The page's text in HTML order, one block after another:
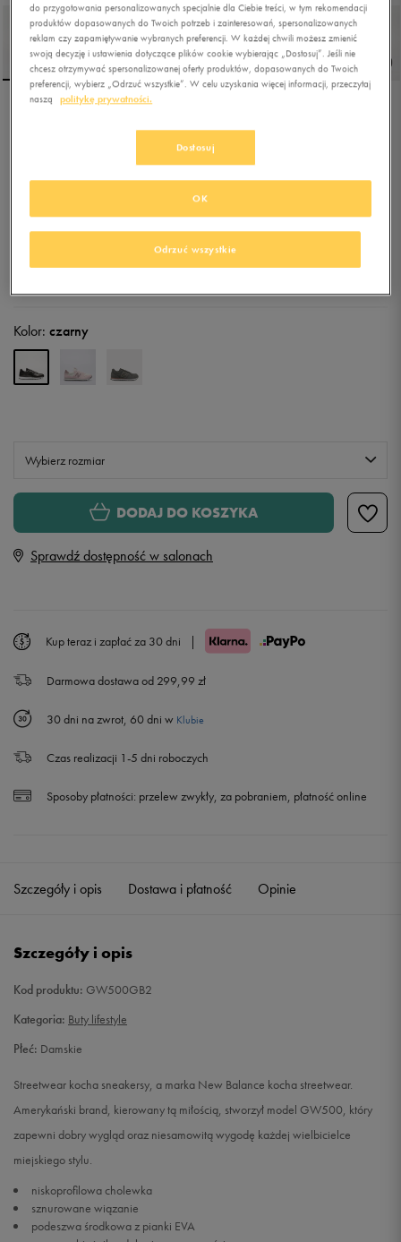
5.0(143)
(cena bezpośrednio przed promocją)
212,49zł-4%(najniższa cena z 30 dni przed obniżką)
Kolor: czarny
Wybierz rozmiar
Rozmiary EU
22 cm
36,5 23 cm
37 23,5 cm
37,5 24 cm
41 26,5 cm
DODAJ DO KOSZYKA
Sprawdź dostępność w salonach
Kup teraz i zapłać za 30 dni |
Darmowa dostawa od 299,99 zł
30 dni na zwrot, 60 dni w Klubie
Czas realizacji 1-5 dni roboczych
Sposoby płatności: przelew zwykły, za pobraniem, płatność online
Szczegóły i opis Dostawa i płatność Opinie
Szczegóły i opis
Kod produktu: GW500GB2
Kategoria: Buty lifestyle
Płeć: Damskie
Streetwear kocha sneakersy, a marka New Balance kocha streetwear.
Amerykański brand, kierowany tą miłością, stworzył model GW500, który
zapewni dobry wygląd oraz niesamowitą wygodę każdej wielbicielce
miejskiego stylu.
niskoprofilowa cholewka
sznurowane wiązanie
podeszwa środkowa z pianki EVA
do przygotowania personalizowanych specjalnie dla Ciebie treści, w tym rekomendacji
produktów dopasowanych do Twoich potrzeb i zainteresowań, spersonalizowanych
reklam czy zapamiętywanie wybranych preferencji. W każdej chwili możesz zmienić
swoją decyzję i ustawienia dotyczące plików cookie wybierając „Dostosuj”. Jeśli nie
chcesz otrzymywać spersonalizowanej oferty produktów, dopasowanych do Twoich
preferencji, wybierz „Odrzuć wszystkie”. W celu uzyskania więcej informacji, przeczytaj
naszą
politykę prywatności.
Dostosuj
Odrzuć wszystkie
OK